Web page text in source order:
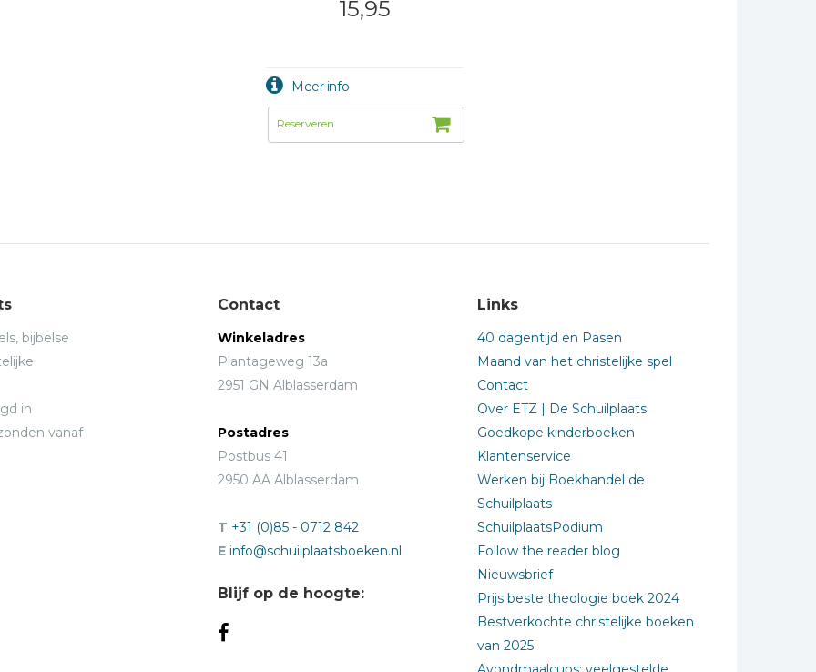
15,95
bijbelse
in
vanaf
Contact
Winkeladres
Plantageweg 13a
2951 GN Alblasserdam
Postadres
Postbus 41
2950 AA Alblasserdam
T +31 (0)85 - 0712 842
E info@schuilplaatsboeken.nl
Blijf op de hoogte:
Links
40 dagentijd en Pasen
Maand van het christelijke spel
Contact
Over ETZ | De Schuilplaats
Goedkope kinderboeken
Klantenservice
Werken bij Boekhandel de
Schuilplaats
SchuilplaatsPodium
Follow the reader blog
Nieuwsbrief
Prijs beste theologie boek 2024
Bestverkochte christelijke boeken
van 2025